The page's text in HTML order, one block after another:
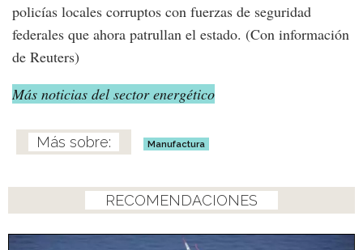
policías locales corruptos con fuerzas de seguridad
federales que ahora patrullan el estado. (Con información
de Reuters)
Más noticias del sector energético
Manufactura
RECOMENDACIONES